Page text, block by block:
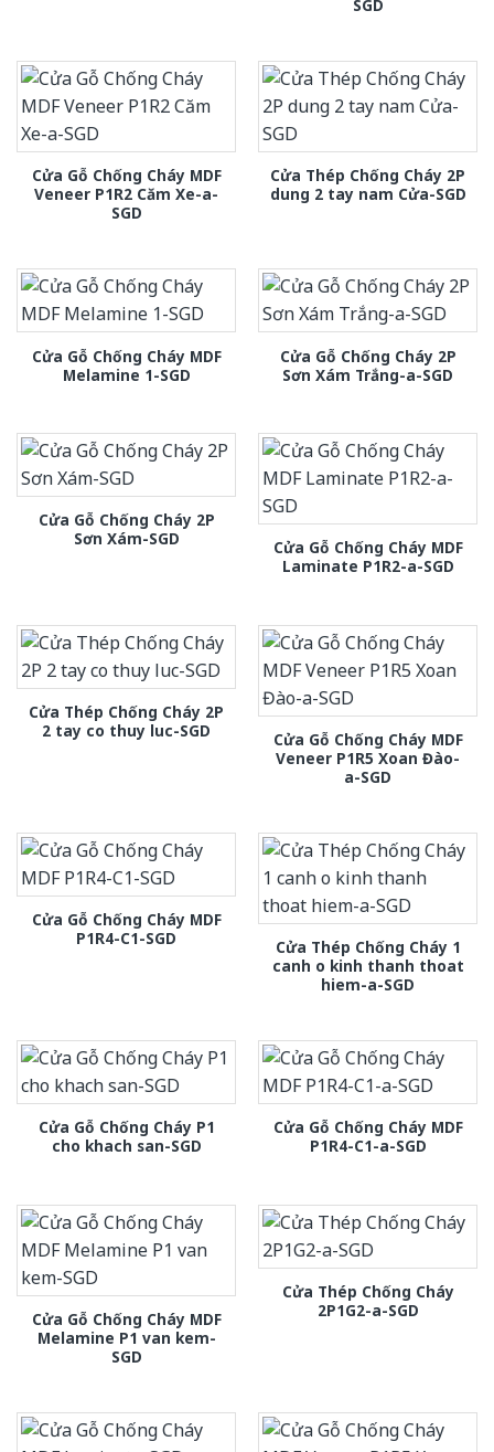
SGD
Cửa Gỗ Chống Cháy MDF
Veneer P1R2 Căm Xe-a-
SGD
Cửa Thép Chống Cháy 2P
dung 2 tay nam Cửa-SGD
Cửa Gỗ Chống Cháy MDF
Melamine 1-SGD
Cửa Gỗ Chống Cháy 2P
Sơn Xám Trắng-a-SGD
Cửa Gỗ Chống Cháy 2P
Sơn Xám-SGD
Cửa Gỗ Chống Cháy MDF
Laminate P1R2-a-SGD
Cửa Thép Chống Cháy 2P
2 tay co thuy luc-SGD
Cửa Gỗ Chống Cháy MDF
Veneer P1R5 Xoan Đào-
a-SGD
Cửa Gỗ Chống Cháy MDF
P1R4-C1-SGD
Cửa Thép Chống Cháy 1
canh o kinh thanh thoat
hiem-a-SGD
Cửa Gỗ Chống Cháy P1
cho khach san-SGD
Cửa Gỗ Chống Cháy MDF
P1R4-C1-a-SGD
Cửa Gỗ Chống Cháy MDF
Melamine P1 van kem-
SGD
Cửa Thép Chống Cháy
2P1G2-a-SGD